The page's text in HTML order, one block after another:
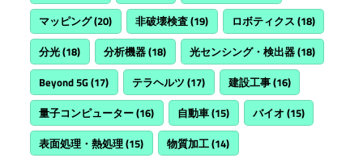
マッピング(20) 非破壊検査(19) ロボティクス (18)
分光(18) 分析機器(18) 光センシング・検出器(18)
Beyond 5G(17) テラヘルツ (17) 建設工事(16)
量子コンピューター(16) 自動車(15) バイオ (15)
表面処理・熱処理(15) 物質加工(14)